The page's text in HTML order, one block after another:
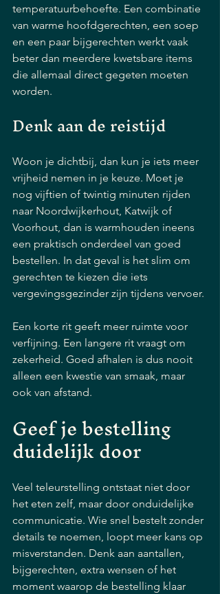
temperatuurbehoefte. Een combinatie
van warme hoofdgerechten, een soep
en een paar bijgerechten werkt vaak
beter dan meerdere kwetsbare items
die allemaal direct gegeten moeten
worden.
Denk aan de reistijd
Woon je dichtbij, dan kun je iets meer
vrijheid nemen in je keuze. Moet je
nog vijftien of twintig minuten rijden
naar Noordwijkerhout, Katwijk of
Voorhout, dan is warmhouden ineens
een praktisch onderdeel van goed
bestellen. In dat geval is het slim om
gerechten te kiezen die iets
vergevingsgezinder zijn tijdens vervoer.
Een korte rit geeft meer ruimte voor
verfijning. Een langere rit vraagt om
zekerheid. Goed afhalen is dus nooit
alleen een kwestie van smaak, maar
ook van afstand.
Geef je bestelling
duidelijk door
Veel teleurstelling ontstaat niet door
het eten zelf, maar door onduidelijke
communicatie. Wie snel bestelt zonder
details te noemen, loopt meer kans op
misverstanden. Denk aan aantallen,
bijgerechten, extra wensen of het
moment waarop de bestelling klaar